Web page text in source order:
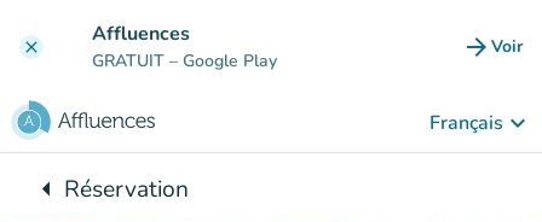
clear Affluences
GRATUIT – Google Play arrow_forward Voir
Français keyboard_arrow_down
arrow_leftRetour à :
Réservation